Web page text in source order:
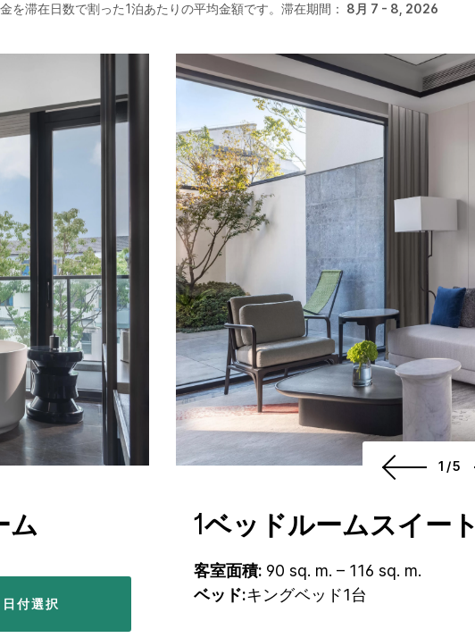
を滞在日数で割った1泊あたりの平均金額です。滞在期間： 8月 7 - 8, 2026
ム
日付選択
1/5
1ベッドルームスイート
客室面積: 90 sq. m. – 116 sq. m.
ベッド:キングベッド1台